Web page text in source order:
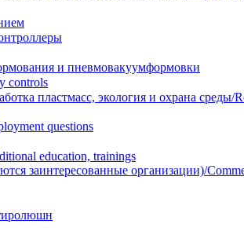
и пневмовакуумформовки
controls
пластмасс, экология и охрана
questions
education, trainings
заинтересованные организации)/